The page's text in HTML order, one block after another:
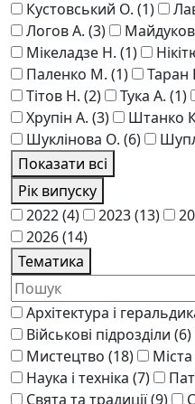
Кустовський О. (1)
Логов А. (3)
Мікеладзе Н. (1)
Паленко М. (1) Таран
Тітов Н. (2) Тука А. (1)
Хрупін А. (3) Штанко
Шуклінова О. (6)
Показати всі
Рік випуску
2022(4) 2023(13)
2026(14)
Тематика
Архітектура і
Військові підрозділи (6)
Мистецтво (18)
Наука і техніка (7)
Свята та традиції(9)